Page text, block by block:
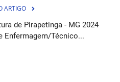
ARTIGO
de Pirapetinga - MG 2024
Enfermagem/Técnico...